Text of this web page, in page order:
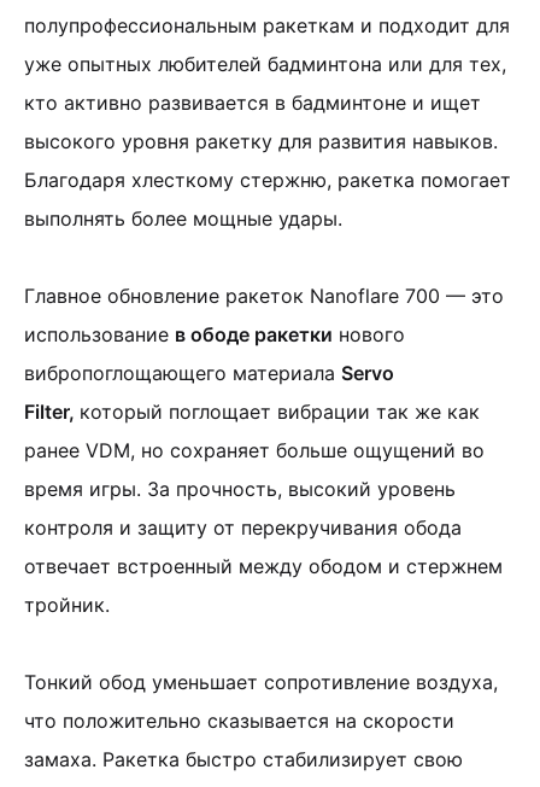
полупрофессиональным ракеткам и подходит для
уже опытных любителей бадминтона или для тех,
кто активно развивается в бадминтоне и ищет
высокого уровня ракетку для развития навыков.
Благодаря хлесткому стержню, ракетка помогает
выполнять более мощные удары.
Главное обновление ракеток Nanoflare 700 — это
использование в ободе ракетки нового
вибропоглощающего материала Servo
Filter, который поглощает вибрации так же как
ранее VDM, но сохраняет больше ощущений во
время игры. За прочность, высокий уровень
контроля и защиту от перекручивания обода
отвечает встроенный между ободом и стержнем
тройник.
Тонкий обод уменьшает сопротивление воздуха,
что положительно сказывается на скорости
замаха. Ракетка быстро стабилизирует свою